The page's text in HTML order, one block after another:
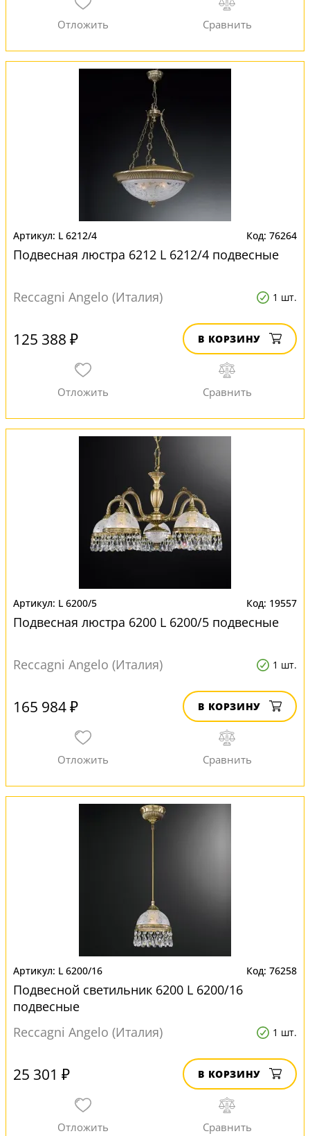
L 6212/4 76264
Подвесная люстра 6212 L 6212/4 подвесные
Reccagni Angelo (Италия) 1 шт.
125 388 ₽ В КОРЗИНУ
L 6200/5 19557
Подвесная люстра 6200 L 6200/5 подвесные
Reccagni Angelo (Италия) 1 шт.
165 984 ₽ В КОРЗИНУ
L 6200/16 76258
Подвесной светильник 6200 L 6200/16
подвесные
Reccagni Angelo (Италия)
1 шт.
25 301 ₽ В КОРЗИНУ